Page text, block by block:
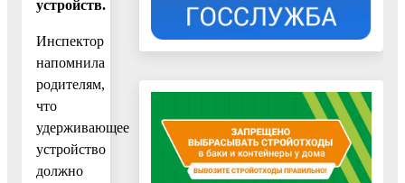
устройств.
Инспектор
напомнила
родителям,
что
удерживающее
устройство
должно